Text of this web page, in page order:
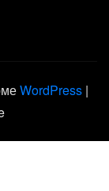
WordPress |